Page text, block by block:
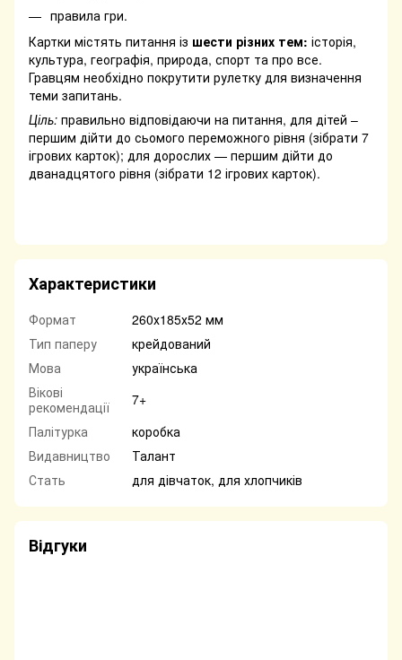
правила гри.
Картки містять питання із шести різних тем: історія,
культура, географія, природа, спорт та про все.
Гравцям необхідно покрутити рулетку для визначення
теми запитань.
Ціль: правильно відповідаючи на питання, для дітей –
першим дійти до сьомого переможного рівня (зібрати 7
ігрових карток); для дорослих — першим дійти до
дванадцятого рівня (зібрати 12 ігрових карток).
Характеристики
Формат
260х185х52 мм
Тип паперу
крейдований
Мова
українська
Вікові
рекомендації
7+
Палітурка
коробка
Видавництво
Талант
Стать
для дівчаток, для хлопчиків
Відгуки